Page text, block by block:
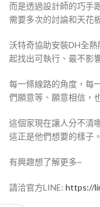
而是透過設計師的巧手
需要多次的討論和天花
沃特奇協助安裝DH全
起找出可執行、最不影
每一條線路的角度，每
們願意等、願意相信，
這個家現在讓人分不清
這正是他們想要的樣子。
有興趣想了解更多~
請洽官方LINE: https://